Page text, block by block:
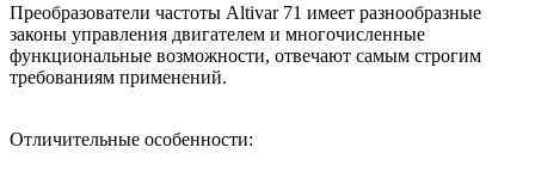
Преобразователи частоты Altivar 71 имеет разнообразные
законы управления двигателем и многочисленные
функциональные возможности, отвечают самым строгим
требованиям применений.
Отличительные особенности: